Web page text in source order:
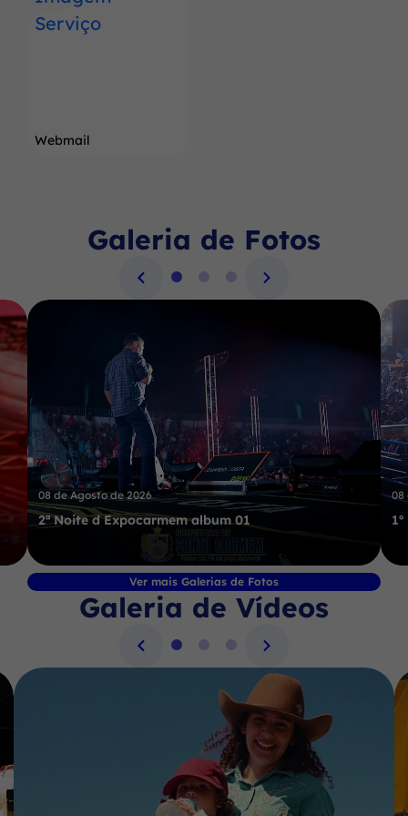
Webmail
Seção Galeria de Fotos
Galeria de Fotos
08 de Agosto de 2026
2ª Noite d Expocarmem album 01
08
Ver mais Galerias de Fotos
Seção Galeria de Vídeos
Galeria de Vídeos